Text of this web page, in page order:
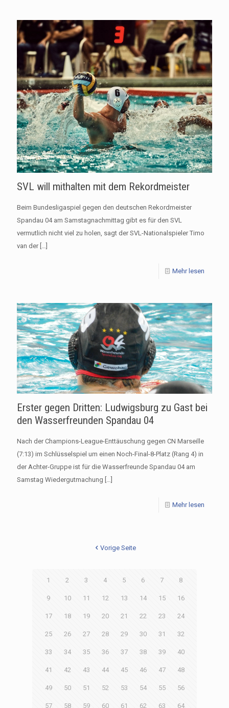
SVL will mithalten mit dem Rekordmeister
Beim Bundesligaspiel gegen den deutschen Rekordmeister
Spandau 04 am Samstagnachmittag gibt es für den SVL
vermutlich nicht viel zu holen, sagt der SVL-Nationalspieler Timo
van der[…]
Mehr lesen
Erster gegen Dritten: Ludwigsburg zu Gast bei
den Wasserfreunden Spandau 04
Nach der Champions-League-Enttäuschung gegen CN Marseille
(7:13) im Schlüsselspiel um einen Noch-Final-8-Platz (Rang 4) in
der Achter-Gruppe ist für die Wasserfreunde Spandau 04 am
Samstag Wiedergutmachung […]
Mehr lesen
Vorige Seite
1 2 3 4 5 6 7 8
9 10 11 12 13 14 15 16
17 18 19 20 21 22 23 24
25 26 27 28 29 30 31 32
33 34 35 36 37 38 39 40
41 42 43 44 45 46 47 48
49 50 51 52 53 54 55 56
57 58 59 60 61 62 63 64